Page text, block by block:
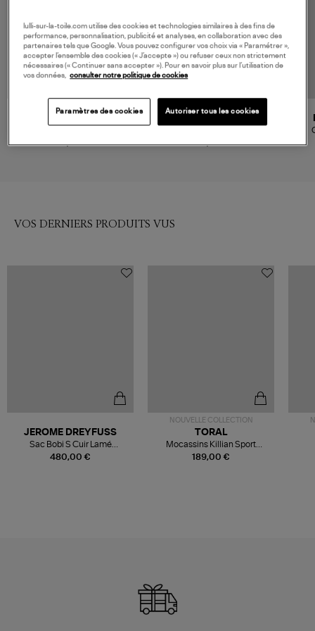
130,00 € 195,00 €
VOS DERNIERS PRODUITS VUS
480,00 €
JEROME DREYFUSS
Sac Bobi S Cuir Lamé
Champagne
NOUVELLE COLLECTION
189,00 €
TORAL
Mocassins Killian Sport
Mousse
lulli-sur-la-toile.com utilise des cookies et technologies similaires à des fins de
performance, personnalisation, publicité et analyses, en collaboration avec des
partenaires tels que Google. Vous pouvez configurer vos choix via « Paramétrer »,
accepter l’ensemble des cookies (« J’accepte ») ou refuser ceux non strictement
nécessaires (« Continuer sans accepter »). Pour en savoir plus sur l’utilisation de
vos données, consulter notre politique de cookies
Paramètres des cookies Autoriser tous les cookies